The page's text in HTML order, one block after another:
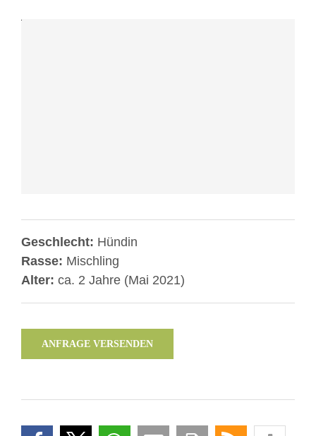
Geschlecht: Hündin
Rasse: Mischling
Alter: ca. 2 Jahre (Mai 2021)
ANFRAGE VERSENDEN